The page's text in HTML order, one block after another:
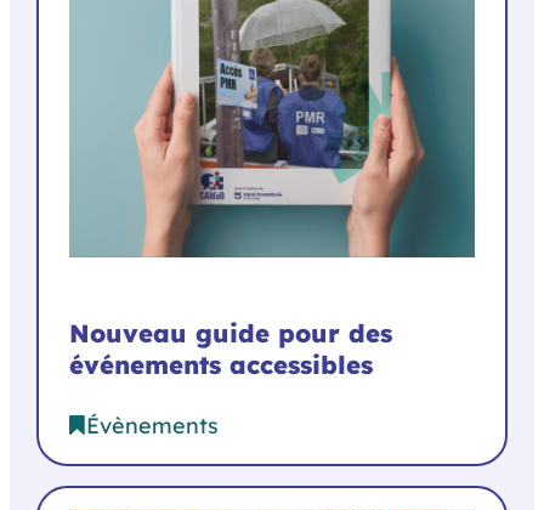
Nouveau guide pour des
événements accessibles
Évènements